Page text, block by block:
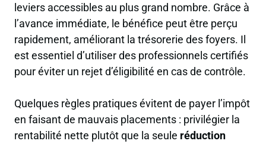
leviers accessibles au plus grand nombre. Grâce à
l’avance immédiate, le bénéfice peut être perçu
rapidement, améliorant la trésorerie des foyers. Il
est essentiel d’utiliser des professionnels certifiés
pour éviter un rejet d’éligibilité en cas de contrôle.
Quelques règles pratiques évitent de payer l’impôt
en faisant de mauvais placements : privilégier la
rentabilité nette plutôt que la seule réduction